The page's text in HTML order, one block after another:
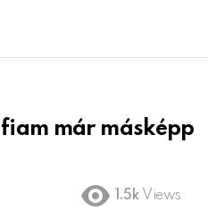
már másképp
1.5k Views